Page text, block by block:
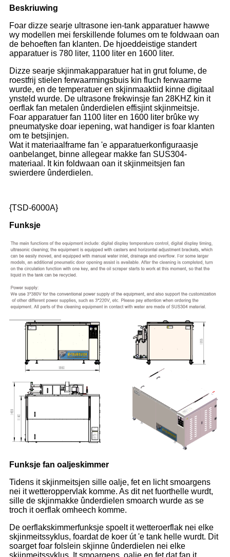
Beskriuwing
Foar dizze searje ultrasone ien-tank apparatuer hawwe
wy modellen mei ferskillende folumes om te foldwaan oan
de behoeften fan klanten. De hjoeddeistige standert
apparatuer is 780 liter, 1100 liter en 1600 liter.
Dizze searje skjinmakapparatuer hat in grut folume, de
roestfrij stielen ferwaarmingsbuis kin fluch ferwaarme
wurde, en de temperatuer en skjinmaaktiid kinne digitaal
ynsteld wurde. De ultrasone frekwinsje fan 28KHZ kin it
oerflak fan metalen ûnderdielen effisjint skjinmeitsje.
Foar apparatuer fan 1100 liter en 1600 liter brûke wy
pneumatyske doar iepening, wat handiger is foar klanten
om te betsjinjen.
Wat it materiaalframe fan 'e apparatuerkonfiguraasje
oanbelanget, binne allegear makke fan SUS304-
materiaal. It kin foldwaan oan it skjinmeitsjen fan
swierdere ûnderdielen.
{TSD-6000A}
Funksje
Funksje fan oaljeskimmer
Tidens it skjinmeitsjen sille oalje, fet en licht smoargens
nei it wetteroppervlak komme. As dit net fuorthelle wurdt,
sille de skjinmakke ûnderdielen smoarch wurde as se
troch it oerflak omheech komme.
De oerflakskimmerfunksje spoelt it wetteroerflak nei elke
skjinmeitssyklus, foardat de koer út 'e tank helle wurdt. Dit
soarget foar folslein skjinne ûnderdielen nei elke
skjinmeitssyklus. It smoargens, oalje en fet dat fan it